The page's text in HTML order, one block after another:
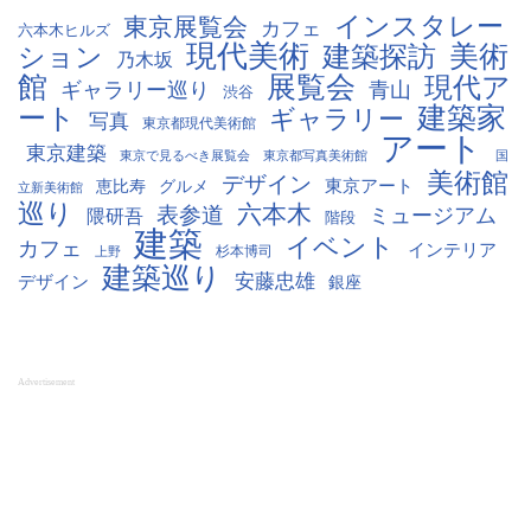
六本木ヒルズ 東京展覧会 カフェ
インスタレー
ション
乃木坂 現代美術 建築探訪 美術
館
ギャラリー巡り 渋谷 展覧会 青山
現代ア
ート
写真 東京都現代美術館 ギャラリー 建築家
東京建築 東京で見るべき展覧会 東京都写真美術館 アート 国
立新美術館 恵比寿 グルメ デザイン 東京アート
美術館
巡り
隈研吾 表参道 六本木 階段
ミュージアム
カフェ
上野 建築 杉本博司 イベント
インテリア
デザイン
建築巡り 安藤忠雄 銀座
Advertisement